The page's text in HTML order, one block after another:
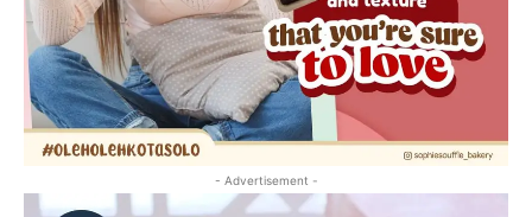
- Advertisement -